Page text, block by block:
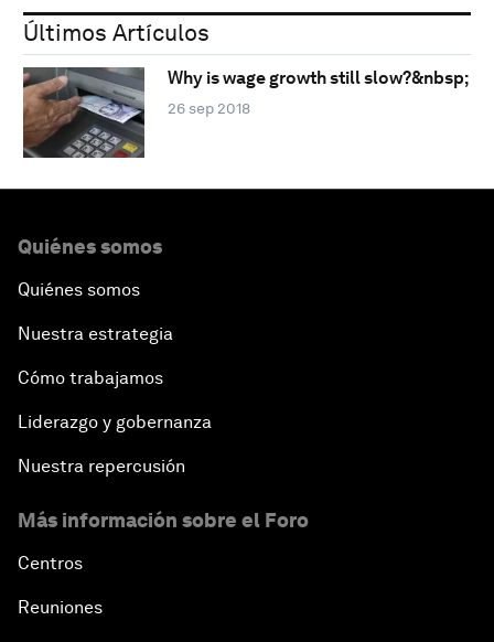
Últimos Artículos
Why is wage growth still slow?&nbsp;
26 sep 2018
Quiénes somos
Quiénes somos
Nuestra estrategia
Cómo trabajamos
Liderazgo y gobernanza
Nuestra repercusión
Más información sobre el Foro
Centros
Reuniones